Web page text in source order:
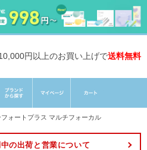
円以上のお買い上げで送料無料
ォートプラス マルチフォーカル
の出荷と営業について